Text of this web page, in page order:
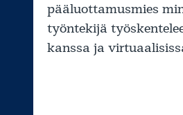
pääluottamusmies
työntekijä
kanssa ja